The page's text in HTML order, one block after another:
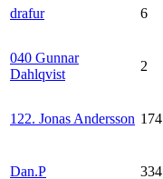
drafur 6
040 Gunnar
Dahlqvist
2
122. Jonas Andersson 174
Dan.P 334